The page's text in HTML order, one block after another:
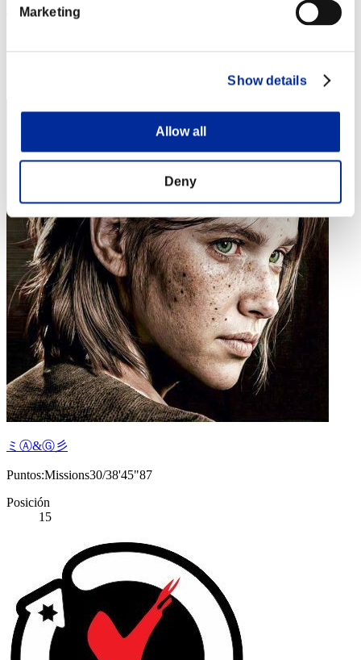
Marketing
Show details
Allow all
Deny
JesseJames0584
ミⒶ&Ⓖ彡
Puntos:Missions30/38'45"87
Posición
15